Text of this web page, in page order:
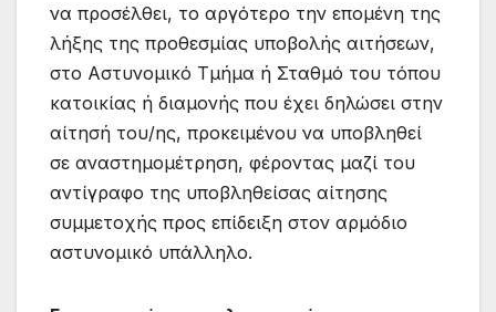
να προσέλθει, το αργότερο την επομένη της
λήξης της προθεσμίας υποβολής αιτήσεων,
στο Αστυνομικό Τμήμα ή Σταθμό του τόπου
κατοικίας ή διαμονής που έχει δηλώσει στην
αίτησή του/ης, προκειμένου να υποβληθεί
σε αναστημομέτρηση, φέροντας μαζί του
αντίγραφο της υποβληθείσας αίτησης
συμμετοχής προς επίδειξη στον αρμόδιο
αστυνομικό υπάλληλο.